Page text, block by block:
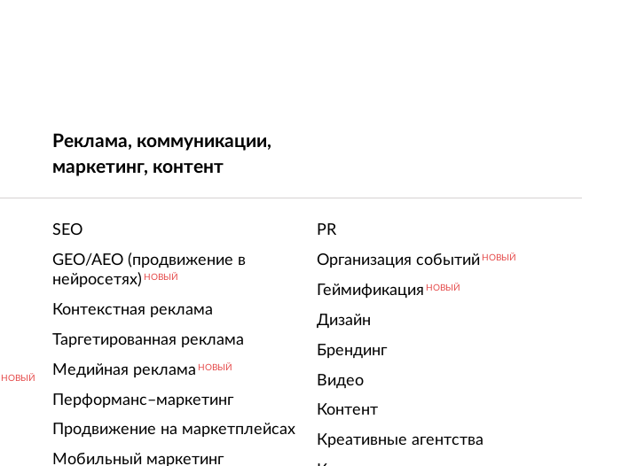
НОВЫЙ
Реклама, коммуникации,
маркетинг, контент
SEO
GEO/AEO (продвижение в
нейросетях) НОВЫЙ
Контекстная реклама
Таргетированная реклама
Медийная реклама НОВЫЙ
Перформанс–маркетинг
Продвижение на маркетплейсах
Мобильный маркетинг
PR
Организация событий НОВЫЙ
Геймификация НОВЫЙ
Дизайн
Брендинг
Видео
Контент
Креативные агентства